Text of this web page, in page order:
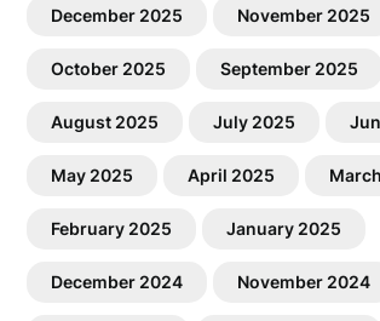
December 2025 November 2025
October 2025 September 2025
August 2025 July 2025
May 2025 April 2025
February 2025 January 2025
December 2024 November 2024